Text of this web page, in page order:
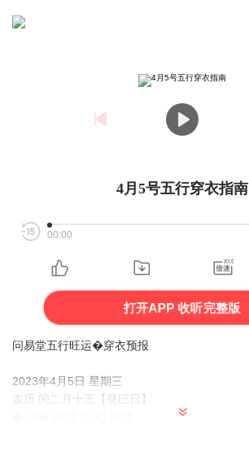
4月5号五行穿衣指南
00:00
打开APP 收听完整版
问易堂五行旺运�穿衣预报
2023年4月5日 星期三
农历 闰二月十五【癸巳日】